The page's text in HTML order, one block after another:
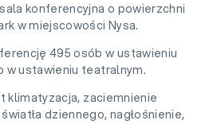
konferencyjna o powierzchni
w miejscowości Nysa.
495 osób w ustawieniu
w ustawieniu teatralnym.
klimatyzacja, zaciemnienie
dziennego, nagłośnienie,